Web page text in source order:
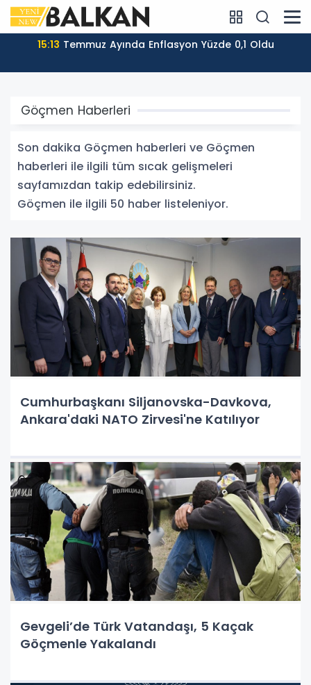
14:07Kuzey Makedonya’nın Dış Ticaret Hacmi 2026’nın
Göçmen Haberleri
Son dakika Göçmen haberleri ve Göçmen
haberleri ile ilgili tüm sıcak gelişmeleri
sayfamızdan takip edebilirsiniz.
Göçmen ile ilgili 50 haber listeleniyor.
Cumhurbaşkanı Siljanovska-Davkova,
Ankara'daki NATO Zirvesi'ne Katılıyor
Gevgeli’de Türk Vatandaşı, 5 Kaçak
Göçmenle Yakalandı